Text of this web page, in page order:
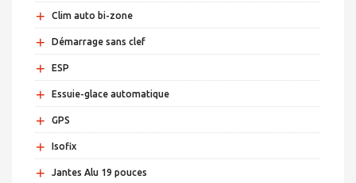
+ Clim auto bi-zone
+ Démarrage sans clef
+ ESP
+ Essuie-glace automatique
+ GPS
+ Isofix
+ Jantes Alu 19 pouces